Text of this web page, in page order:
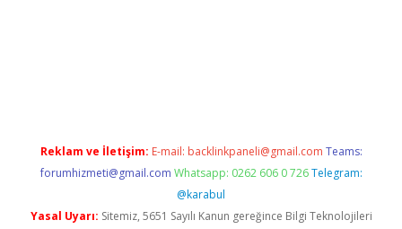
Reklam ve İletişim: E-mail: backlinkpaneli@gmail.com Teams:
forumhizmeti@gmail.com Whatsapp: 0262 606 0 726 Telegram:
@karabul
Yasal Uyarı: Sitemiz, 5651 Sayılı Kanun gereğince Bilgi Teknolojileri